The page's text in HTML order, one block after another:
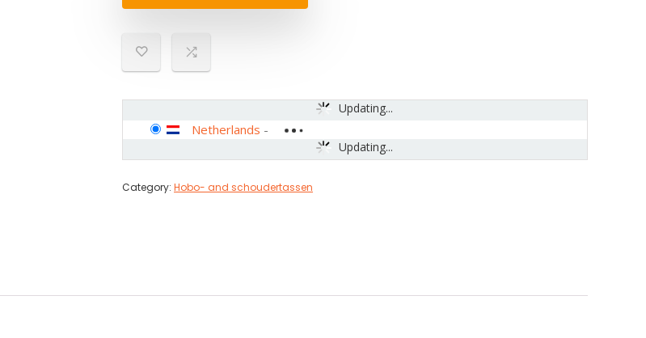
Updating...
Updating...
Netherlands -
Category: Hobo- and schoudertassen